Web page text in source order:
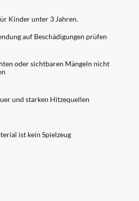
Kinder unter 3 Jahren.
auf Beschädigungen prüfen
oder sichtbaren Mängeln nicht
und starken Hitzequellen
ist kein Spielzeug